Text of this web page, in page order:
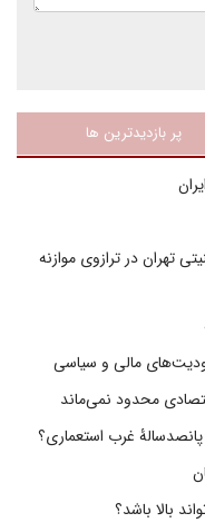
پر بازدیدترین ها
تهران در ترازوی موازنه
مالی و سیاسی
محدود نمی‌ماند
غرب استعماری؟
بالا باشد؟